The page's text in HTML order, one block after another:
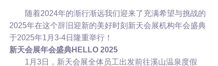
随着2024年的渐行渐远我们迎来了充满希望与挑战的
2025年在这个辞旧迎新的美好时刻新天会展机构年会盛典
于2025年1月3-4日隆重举行！
新天会展年会盛典HELLO 2025
1月3日，新天会展全体员工出发前往溪山温泉度假